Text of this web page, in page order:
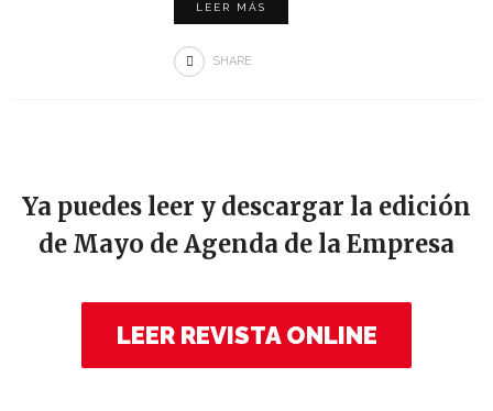
LEER MÁS
SHARE
Ya puedes leer y descargar la edición
de Mayo de Agenda de la Empresa
LEER REVISTA ONLINE